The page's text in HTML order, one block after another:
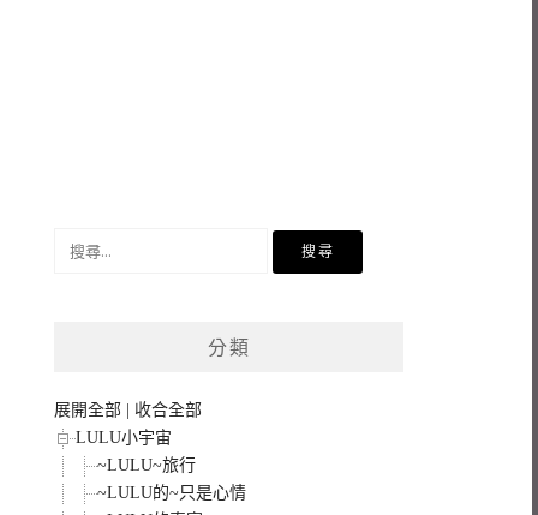
分類
展開全部
收合全部
LULU小宇宙
~LULU~旅行
~LULU的~只是心情